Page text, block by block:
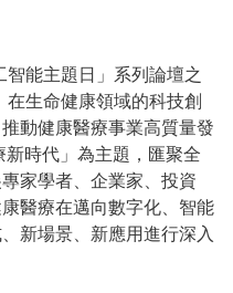
智能主題日 」 系列論壇之
生命健康領域的科技創
推動健康醫療事業高質量發
新時代 」 為主題，匯聚全
家學者、企業家、投資
醫療在邁向數字化、智能
新場景、新應用進行深入